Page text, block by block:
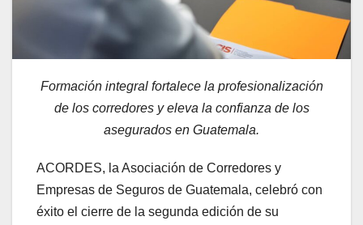
Formación integral fortalece la profesionalización
de los corredores y eleva la confianza de los
asegurados en Guatemala.
ACORDES, la Asociación de Corredores y
Empresas de Seguros de Guatemala, celebró con
éxito el cierre de la segunda edición de su